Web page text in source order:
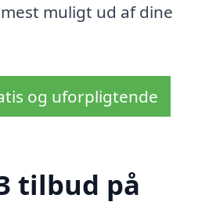
muligt ud af dine
og uforpligtende
tilbud på